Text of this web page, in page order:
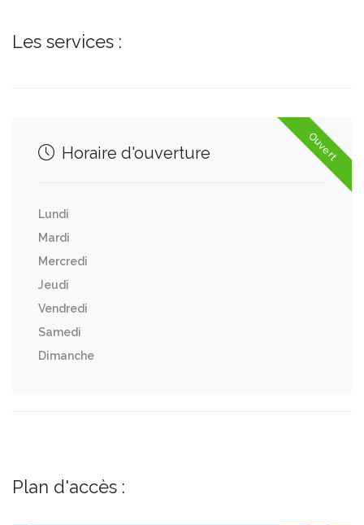
Les services :
Ouvert
Horaire d'ouverture
Lundi
Mardi
Mercredi
Jeudi
Vendredi
Samedi
Dimanche
Plan d'accès :